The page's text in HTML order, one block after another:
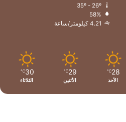
58%
4.21 كيلومتر/ساعة
28
℃
الأحد
29
℃
الأثنين
30
℃
الثلاثاء